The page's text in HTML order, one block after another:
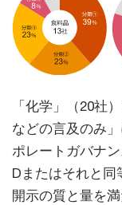
「化学」（20社
などの言及のみ
ポレートガバナ
Dまたはそれと同
開示の質と量を